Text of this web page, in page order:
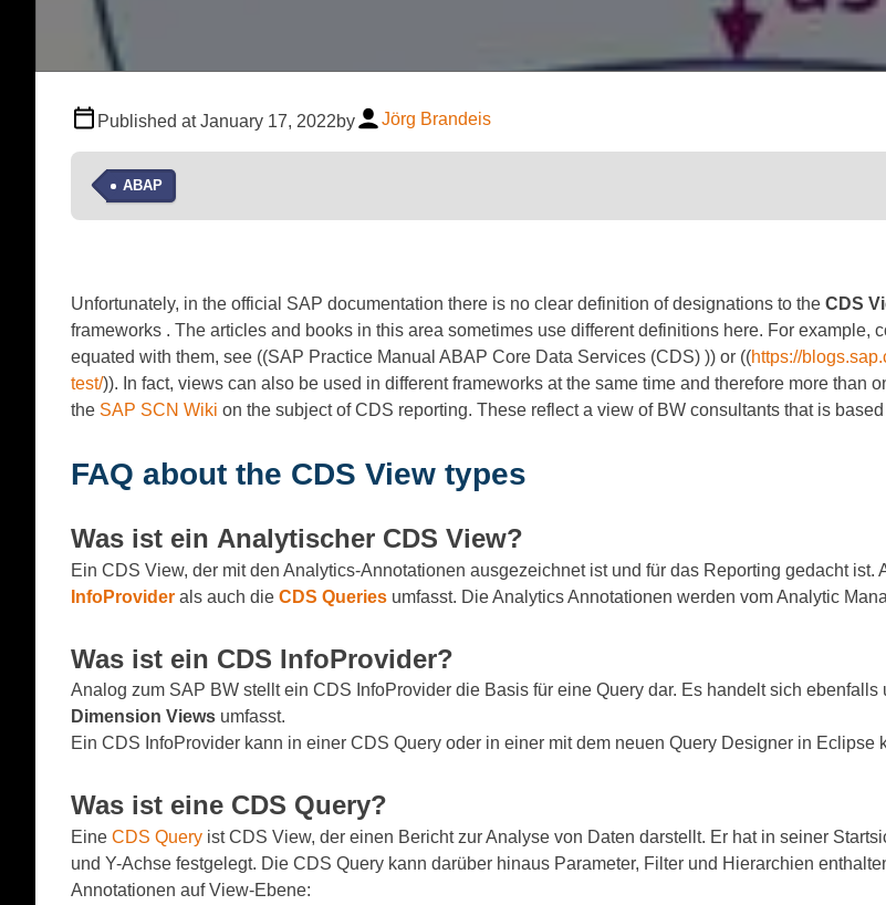
Published at January 17, 2022by Jörg Brandeis
ABAP
Unfortunately, in the official SAP documentation there is no clear definition of designations to the CDS
frameworks . The articles and books in this area sometimes use different definitions here. For
equated with them, see ((SAP Practice Manual ABAP Core Data Services (CDS) )) or ((https://
test/)). In fact, views can also be used in different frameworks at the same time and therefore more
the SAP SCN Wiki on the subject of CDS reporting. These reflect a view of BW consultants that is
FAQ about the CDS View types
Was ist ein Analytischer CDS View?
Ein CDS View, der mit den Analytics-Annotationen ausgezeichnet ist und für das Reporting gedacht
InfoProvider als auch die CDS Queries umfasst. Die Analytics Annotationen werden vom Analytic
Was ist ein CDS InfoProvider?
Analog zum SAP BW stellt ein CDS InfoProvider die Basis für eine Query dar. Es handelt sich ebenfalls
Dimension Views umfasst.
Ein CDS InfoProvider kann in einer CDS Query oder in einer mit dem neuen Query Designer in Eclipse
Was ist eine CDS Query?
Eine CDS Query ist CDS View, der einen Bericht zur Analyse von Daten darstellt. Er hat in seiner
und Y-Achse festgelegt. Die CDS Query kann darüber hinaus Parameter, Filter und Hierarchien
Annotationen auf View-Ebene: